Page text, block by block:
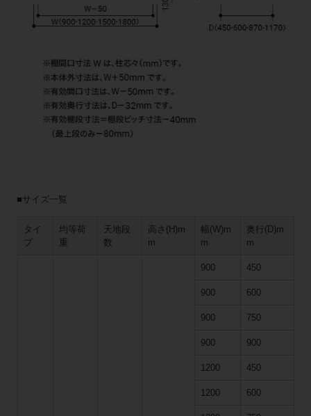
■サイズ一覧
タイ
プ
均等荷
天地段
数
高さ(H)m
m
幅(W)m
m
奥行(D)m
m
900 450
900 600
900 750
900 900
1200 450
1200 600